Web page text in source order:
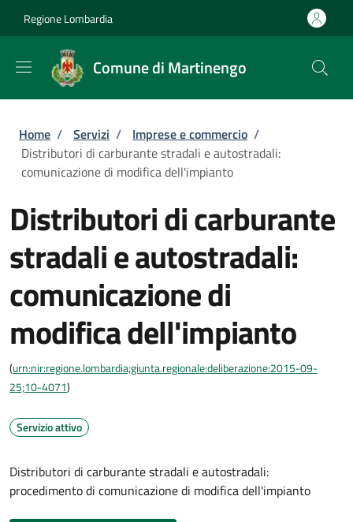
Regione Lombardia
Comune di Martinengo
Briciole di pane
Home / Servizi / Imprese e commercio /
Distributori di carburante stradali e autostradali:
comunicazione di modifica dell'impianto
Distributori di carburante
stradali e autostradali:
comunicazione di
modifica dell'impianto
(urn:nir:regione.lombardia;giunta.regionale:deliberazione:2015-09-
25;10-4071)
Servizio attivo
Distributori di carburante stradali e autostradali:
procedimento di comunicazione di modifica dell'impianto